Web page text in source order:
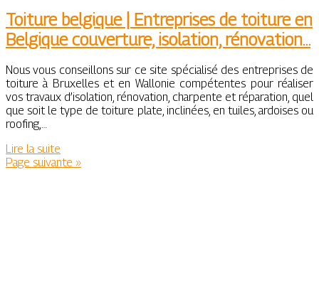
Toiture belgique | Entreprises de toiture en
Belgique couverture, isolation, rénovation…
Nous vous conseillons sur ce site spécialisé des entreprises de
toiture à Bruxelles et en Wallonie compétentes pour réaliser
vos travaux d’isolation, rénovation, charpente et réparation, quel
que soit le type de toiture plate, inclinées, en tuiles, ardoises ou
roofing,…
Lire la suite
Page suivante »